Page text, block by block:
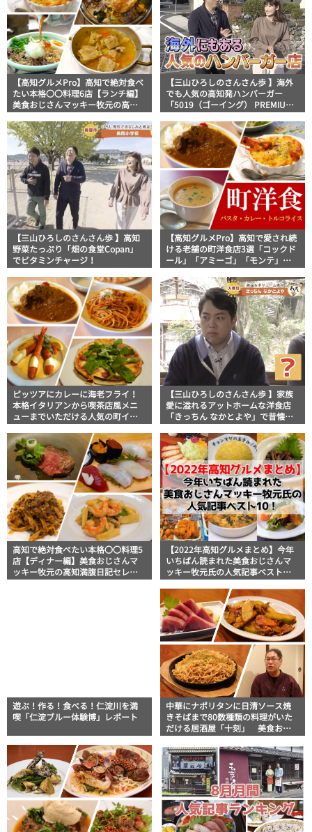
【高知グルメPro】高知で絶対食べ
たい本格〇〇料理6店【ランチ編】
美食おじさんマッキー牧元の高知
【三山ひろしのさんさん歩 】海外
でも人気の高知発ハンバーガー
「5019（ゴーイング） PREMIUM
【三山ひろしのさんさん歩 】高知
野菜たっぷり「畑の食堂Copan」
でビタミンチャージ！
【高知グルメPro】高知で愛され続
ける老舗の町洋食店3選「コックド
ール」「アミーゴ」「モンテ」美
腹日記セレクション
ピッツアにカレーに海老フライ！
本格イタリアンから喫茶店風メニ
ューまでいただける人気の町イタ
ッキー牧元の高知満腹日記
【三山ひろしのさんさん歩 】家族
愛に溢れるアットホームな洋食店
「きっちん なかとよや」で昔懐か
高知で絶対食べたい本格〇〇料理5
店【ディナー編】美食おじさんマ
ッキー牧元の高知満腹日記セレク
【2022年高知グルメまとめ】今年
いちばん読まれた美食おじさんマ
ッキー牧元氏の人気記事ベスト
遊ぶ！作る！食べる！仁淀川を満
喫「仁淀ブルー体験博」レポート
中華にナポリタンに日清ソース焼
きそばまで80数種類の料理がいた
だける居酒屋「十刻」 美食おじ